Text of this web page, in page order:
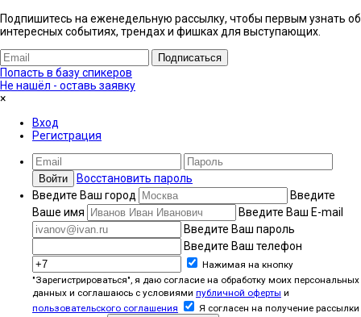
Подпишитесь на еженедельную рассылку, чтобы первым узнать об
интересных событиях, трендах и фишках ​для выступающих.
Подписаться
Попасть в базу спикеров
Не нашёл - оставь заявку
×
Вход
Регистрация
Войти
Восстановить пароль
Введите Ваш город
Введите
Ваше имя
Введите Ваш E-mail
Введите Ваш пароль
Введите Ваш телефон
Нажимая на кнопку
"Зарегистрироваться", я даю согласие на обработку моих персональных
данных и соглашаюсь с условиями публичной оферты и
пользовательского соглашения
Я согласен на получение рассылки